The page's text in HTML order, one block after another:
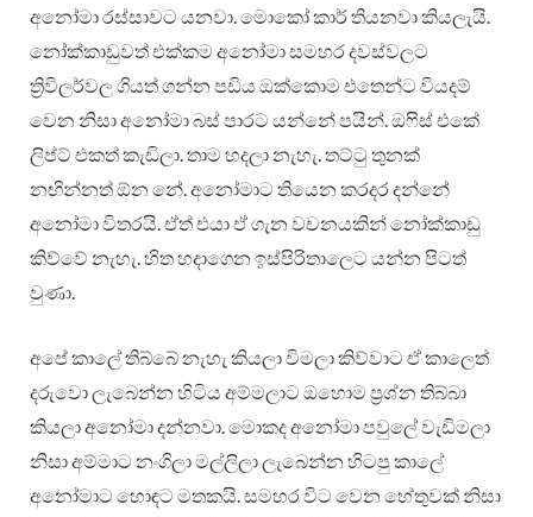
අනෝමා රස්සාවට යනවා. මොකෝ කාර් තියනවා කියලැයි.
නෝක්කාඩුවත් එක්කම අනෝමා සමහර දවස්වලට
ත්‍රිවිලර්වල ගියත් ගන්න පඩිය ඔක්කොම එතෙන්ට වියදම්
වෙන නිසා අනෝමා බස් පාරට යන්නේ පයින්. ඔෆිස් එකේ
ලිප්ට් එකත් කැඩිලා. තාම හදලා නැහැ. තට්ටු තුනක්
නඟින්නත් ඕන නේ. අනෝමාට තියෙන කරදර දන්නේ
අනෝමා විතරයි. ඒත් එයා ඒ ගැන වචනයකින් නෝක්කාඩු
කිව්වේ නැහැ. හිත හදාගෙන ඉස්පිරිතාලෙට යන්න පිටත්
වුණා.
අපේ කාලේ තිබ්බේ නැහැ කියලා විමලා කිව්වාට ඒ කාලෙත්
දරුවො ලැබෙන්න හිටිය අම්මලාට ඔහොම ප්‍රශ්න තිබ්බා
කියලා අනෝමා දන්නවා. මොකද අනෝමා පවුලේ වැඩිමලා
නිසා අම්මාට නංගිලා මල්ලිලා ලැබෙන්න හිටපු කාලේ
අනෝමාට හොඳට මතකයි. සමහර විට වෙන හේතුවක් නිසා